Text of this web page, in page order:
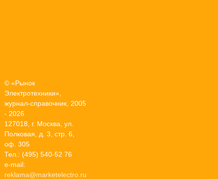
© «Рынок
Электротехники»,
журнал-справочник, 2005
- 2026
127018, г. Москва, ул.
Полковая, д. 3, стр. 6,
оф. 305
Тел.: (495) 540-52 76
e-mail:
reklama@marketelectro.ru